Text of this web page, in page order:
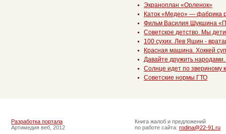
Экраноплан «Орленок»
Каток «Медео» — фабрика
Фильм Василия Шукшина
Советское детство. Мы
100 сухих. Лев Яшин -
Красная машина. Хоккей
Давайте дружить
Солнце идет по звериному
Советские нормы ГТО
Разработка портала
Артимедия веб, 2012
Книга жалоб и предложений
по работе сайта: rodina@22-91.ru